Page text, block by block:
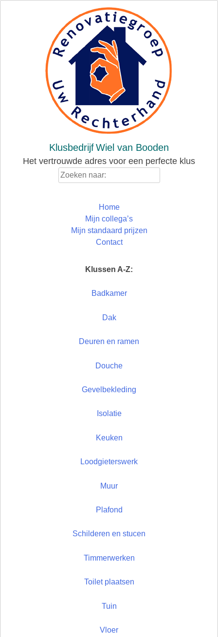
KlusbedrijfWiel van Booden
Het vertrouwde adres voor een perfecte klus
Home
Mijn collega’s
Mijn standaard prijzen
Contact
Klussen A-Z:
Badkamer
Dak
Deuren en ramen
Douche
Gevelbekleding
Isolatie
Keuken
Loodgieterswerk
Muur
Plafond
Schilderen en stucen
Timmerwerken
Toilet plaatsen
Tuin
Vloer